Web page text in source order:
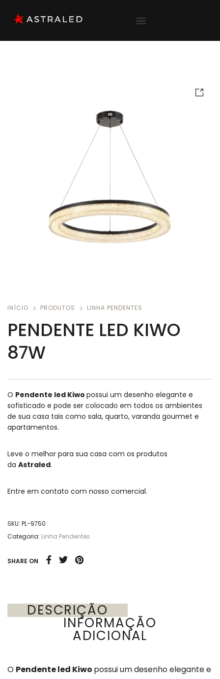
INÍCIO PRODUTOS LINHA PENDENTES
PENDENTE LED KIWO
87W
O Pendente led Kiwo possui um desenho elegante e
sofisticado e pode ser colocado em todos os ambientes
de sua casa tais como sala, quarto, varanda gourmet e
apartamentos.
Leve o melhor para sua casa com os produtos
da Astraled.
Entre em contato com nosso comercial.
SKU: PL-9750
Categoria: Linha Pendentes
SHARE ON
DESCRIÇÃO
INFORMAÇÃO
ADICIONAL
O Pendente led Kiwo possui um desenho elegante e